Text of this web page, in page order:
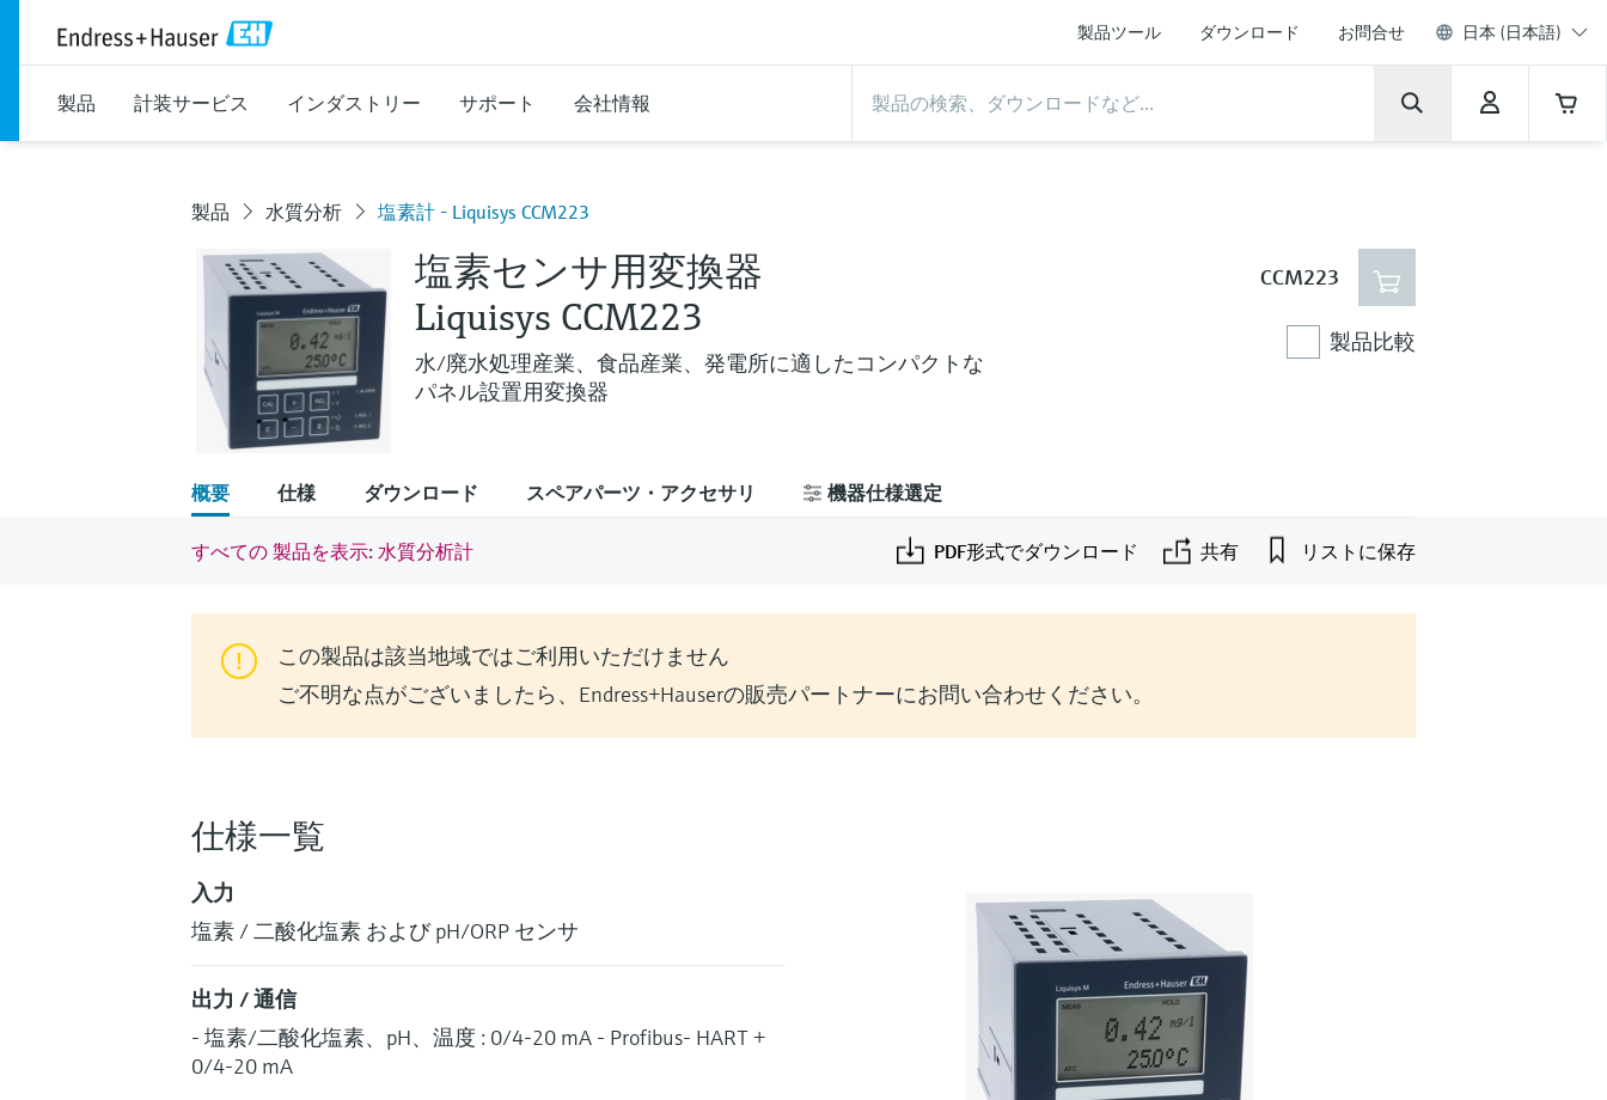
製品ツール ダウンロード お問合せ 日本 (日本語)
製品 計装サービス インダストリー サポート 会社情報
製品 水質分析 塩素計 - Liquisys CCM223
塩素センサ用変換器
Liquisys CCM223
水/廃水処理産業、食品産業、発電所に適したコンパクトな
パネル設置用変換器
CCM223
製品比較
概要 仕様 ダウンロード スペアパーツ・アクセサリ 機器仕様選定
すべての 製品を表示: 水質分析計 PDF形式でダウンロード 共有 リストに保存
この製品は該当地域ではご利用いただけません
ご不明な点がございましたら、Endress+Hauserの販売パートナーにお問い合わせください。
仕様一覧
入力
塩素 / 二酸化塩素 および pH/ORP センサ
出力 / 通信
- 塩素/二酸化塩素、pH、温度 : 0/4-20 mA - Profibus- HART +
0/4-20 mA